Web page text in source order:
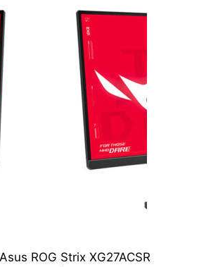
ROG Strix XG27ACSR